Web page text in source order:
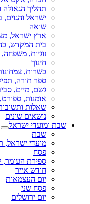
תהליך הגאולה
ישראל והגוים,
שואה
ארץ ישראל,
בית המקדש,
זוגיות, משפחה,
חינוך
כשרות,
ספר תורה,
גשם, מיים,
אומנות,
שאלות
נושאים שונים
שבת ומועדי ישראל
שבת
מועדי ישראל,
פסח
ספירת העומר,
חודש אייר
יום העצמאות
פסח שני
יום ירושלים